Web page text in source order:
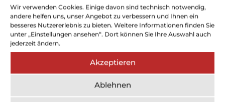
Wir verwenden Cookies. Einige davon sind technisch notwendig,
andere helfen uns, unser Angebot zu verbessern und Ihnen ein
besseres Nutzererlebnis zu bieten. Weitere Informationen finden Sie
unter „Einstellungen ansehen“. Dort können Sie Ihre Auswahl auch
jederzeit ändern.
Akzeptieren
Ablehnen
Vorschullehrer und Tanzpädagogen.
„Lisa und Egon, ein Nilpferd lernt tanzen“
ist ein Buch über die Freundschaft. Und
darüber, dass man niemals aufgeben darf.
Lebe deinen Traum!
Auch Nilpferde können tanzen, wenn sie
das wirklich wollen. Angelehnt an die